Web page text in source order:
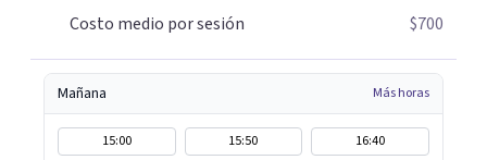
Costo medio por sesión
$700
Mañana Más horas
15:00 15:50
16:40